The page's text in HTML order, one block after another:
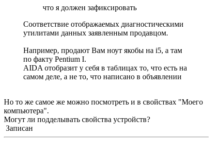
что я должен зафиксировать
Соответствие отображаемых диагностическими
утилитами данных заявленным продавцом.
Например, продают Вам ноут якобы на i5, а там
по факту Pentium I.
AIDA отобразит у себя в таблицах то, что есть на
самом деле, а не то, что написано в объявлении
Но то же самое же можно посмотреть и в свойствах "Моего
компьютера".
Могут ли подделывать свойства устройств?
Записан